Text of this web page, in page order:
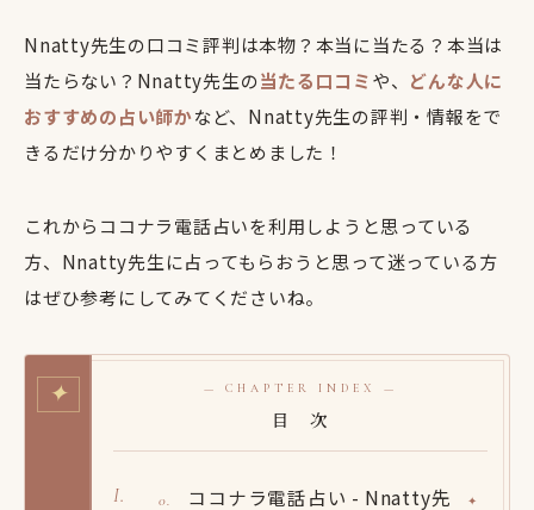
Nnatty先生の口コミ評判は本物？本当に当たる？本当は
当たらない？Nnatty先生の当たる口コミや、 どんな人に
おすすめの占い師かなど、Nnatty先生の評判・情報をで
きるだけ分かりやすくまとめました！
これからココナラ電話占いを利用しようと思っている
方、Nnatty先生に占ってもらおうと思って迷っている方
はぜひ参考にしてみてくださいね。
✦ — CHAPTER INDEX —
目 次
ココナラ電話占い - Nnatty先